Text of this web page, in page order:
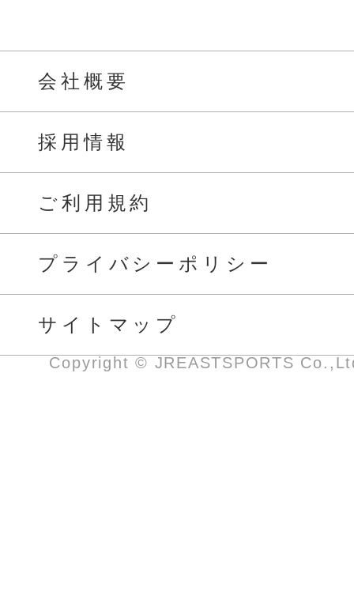
会社概要
採用情報
ご利用規約
プライバシーポリシー
サイトマップ
Copyright © JREASTSPORTS